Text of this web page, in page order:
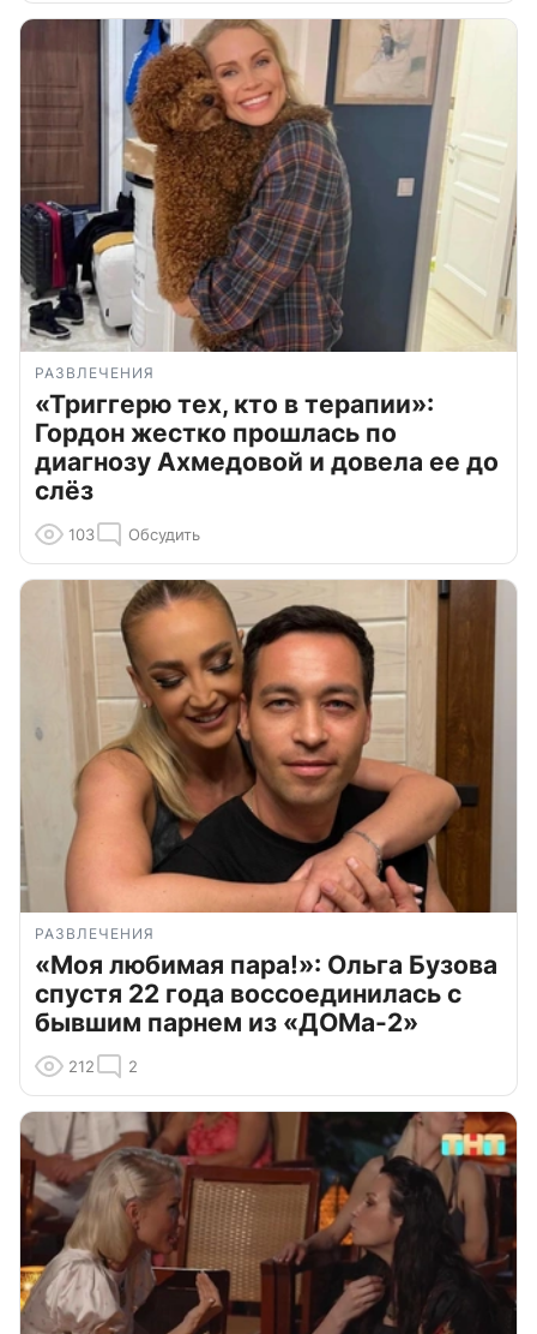
РАЗВЛЕЧЕНИЯ
«Триггерю тех, кто в терапии»:
Гордон жестко прошлась по
диагнозу Ахмедовой и довела ее до
слёз
103 Обсудить
РАЗВЛЕЧЕНИЯ
«Моя любимая пара!»: Ольга Бузова
спустя 22 года воссоединилась с
бывшим парнем из «ДОМа-2»
212 2